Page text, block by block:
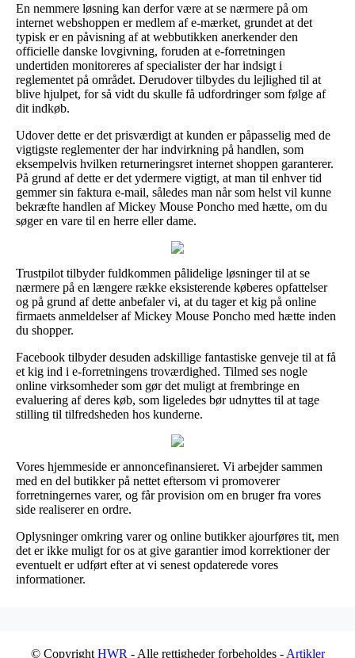
En nemmere løsning kan derfor være at se nærmere på om
internet webshoppen er medlem af e-mærket, grundet at det
typisk er en påvisning af at webbutikken anerkender den
officielle danske lovgivning, foruden at e-forretningen
undertiden monitoreres af specialister der har indsigt i
reglementet på området. Derudover tilbydes du lejlighed til at
blive hjulpet, for så vidt du skulle få udfordringer som følge af
dit indkøb.
Udover dette er det prisværdigt at kunden er påpasselig med de
vigtigste reglementer der har indvirkning på handlen, som
eksempelvis hvilken returneringsret internet shoppen garanterer.
På grund af dette er det ydermere vigtigt, at man til enhver tid
gemmer sin faktura e-mail, således man når som helst vil kunne
bekræfte handlen af Mickey Mouse Poncho med hætte, om du
søger en vare til en herre eller dame.
Trustpilot tilbyder fuldkommen pålidelige løsninger til at se
nærmere på en længere række eksisterende køberes opfattelser
og på grund af dette anbefaler vi, at du tager et kig på online
firmaets anmeldelser af Mickey Mouse Poncho med hætte inden
du shopper.
Facebook tilbyder desuden adskillige fantastiske genveje til at få
et kig ind i e-forretningens troværdighed. Tilmed ses nogle
online virksomheder som gør det muligt at frembringe en
evaluering af deres køb, som ligeledes bør udnyttes til at tage
stilling til tilfredsheden hos kunderne.
Vores hjemmeside er annoncefinansieret. Vi arbejder sammen
med en del butikker på nettet eftersom vi promoverer
forretningernes varer, og får provision om en bruger fra vores
side realiserer en ordre.
Oplysninger omkring varer og online butikker ajourføres tit, men
det er ikke muligt for os at give garantier imod korrektioner der
eventuelt er udført efter at vi senest opdaterede vores
informationer.
© Copyright HWR - Alle rettigheder forbeholdes - Artikler